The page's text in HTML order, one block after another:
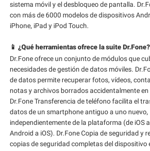
sistema móvil y el desbloqueo de pantalla.
con más de 6000 modelos de dispositivos
iPhone, iPad y iPod Touch.
📱 ¿Qué herramientas ofrece la suite Dr.Fone?
Dr.Fone ofrece un conjunto de módulos que
necesidades de gestión de datos móviles.
de datos permite recuperar fotos, vídeos,
notas y archivos borrados accidentalmente en
Dr.Fone Transferencia de teléfono facilita el
datos de un smartphone antiguo a uno nuevo,
independientemente de la plataforma (de iOS
Android a iOS). Dr.Fone Copia de seguridad y
copias de seguridad completas del dispositivo